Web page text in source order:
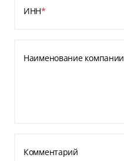
ИНН*
Наименование компании
Комментарий